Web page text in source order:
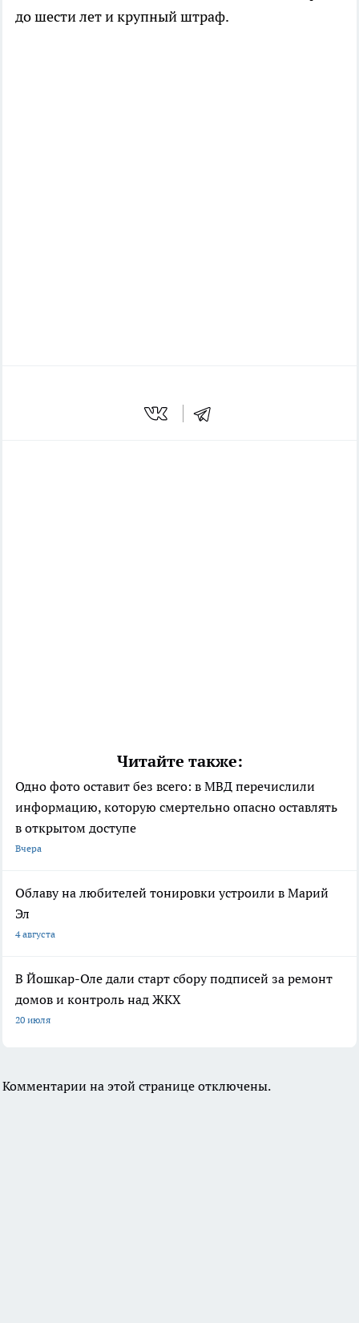
до шести лет и крупный штраф.
Читайте также:
Одно фото оставит без всего: в МВД перечислили
информацию, которую смертельно опасно оставлять
в открытом доступе
Вчера
Облаву на любителей тонировки устроили в Марий
Эл
4 августа
В Йошкар-Оле дали старт сбору подписей за ремонт
домов и контроль над ЖКХ
20 июля
Комментарии на этой странице отключены.